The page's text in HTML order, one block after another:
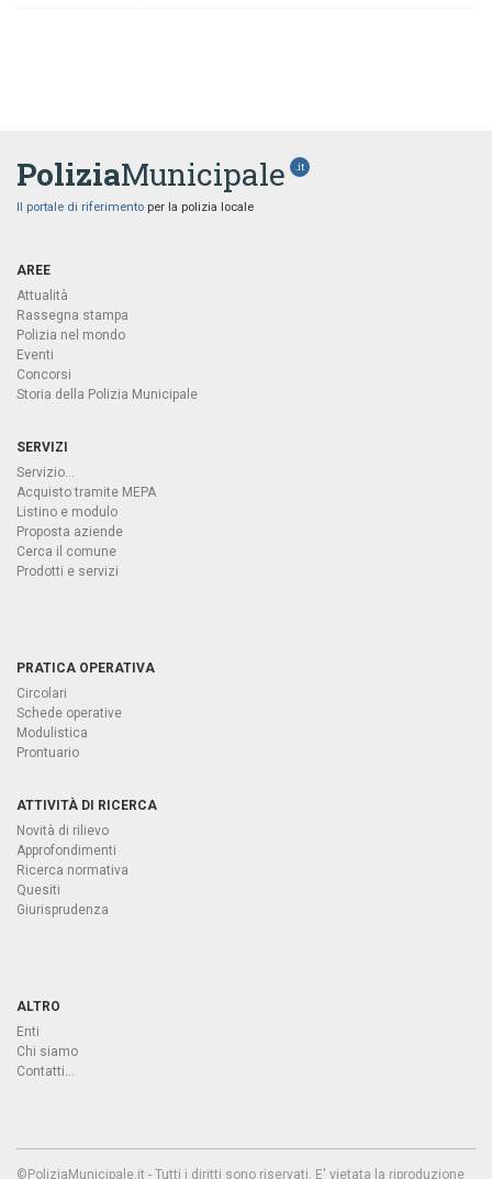
PoliziaMunicipale .it
Il portale di riferimento per la polizia locale
AREE
Attualità
Rassegna stampa
Polizia nel mondo
Eventi
Concorsi
Storia della Polizia Municipale
SERVIZI
Servizio...
Acquisto tramite MEPA
Listino e modulo
Proposta aziende
Cerca il comune
Prodotti e servizi
PRATICA OPERATIVA
Circolari
Schede operative
Modulistica
Prontuario
ATTIVITÀ DI RICERCA
Novità di rilievo
Approfondimenti
Ricerca normativa
Quesiti
Giurisprudenza
ALTRO
Enti
Chi siamo
Contatti...
©PoliziaMunicipale.it - Tutti i diritti sono riservati. E' vietata la riproduzione